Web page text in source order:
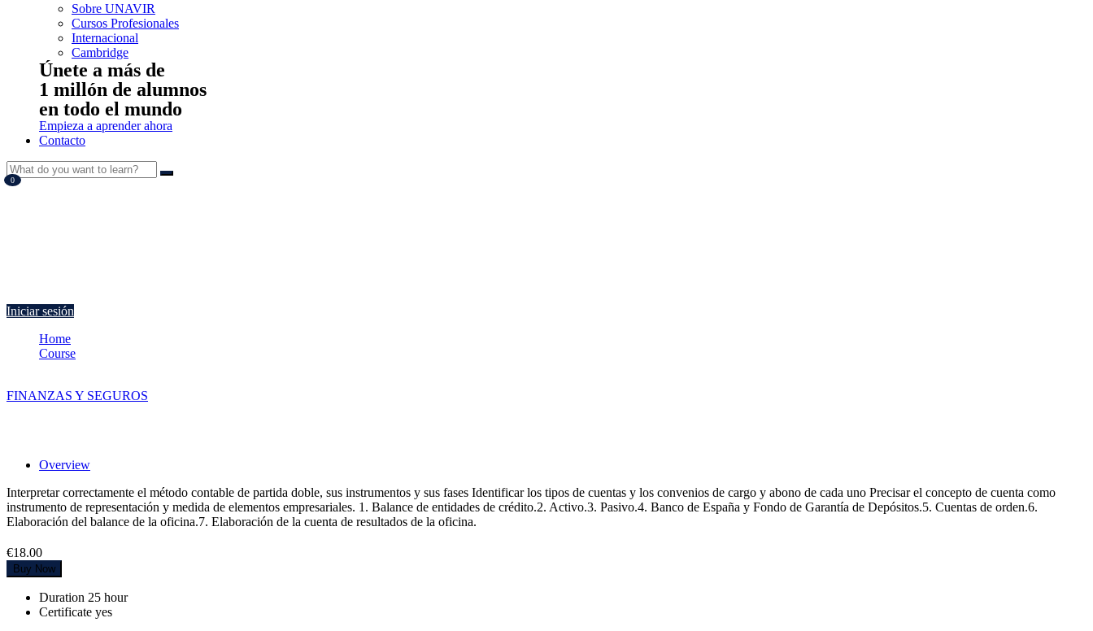
Sobre UNAVIR
Cursos Profesionales
Internacional
Cambridge
Únete a más de
1 millón de alumnos
en todo el mundo
Empieza a aprender ahora
Contacto
0
Iniciar sesión
Home
Course
FINANZAS Y SEGUROS
Overview
Interpretar correctamente el método contable de partida doble, sus instrumentos y sus fases Identificar los tipos de cuentas y los convenios de cargo y abono de cada uno Precisar el concepto de cuenta como
instrumento de representación y medida de elementos empresariales. 1. Balance de entidades de crédito.2. Activo.3. Pasivo.4. Banco de España y Fondo de Garantía de Depósitos.5. Cuentas de orden.6.
Elaboración del balance de la oficina.7. Elaboración de la cuenta de resultados de la oficina.
€18.00
Buy Now
Duration 25 hour
Certificate yes